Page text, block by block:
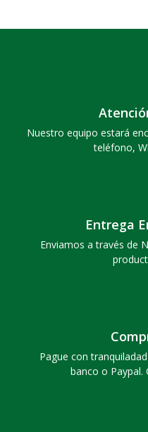
Nuestro equipo estará
teléfono,
Entrega
Enviamos a través de
Pague con
banco o Paypal.